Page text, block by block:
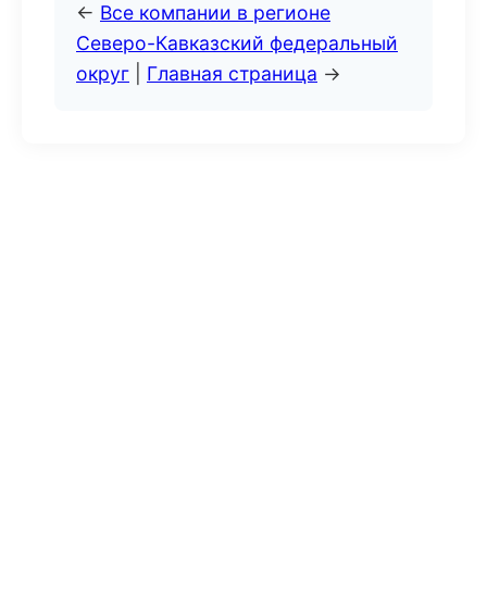
← Все компании в регионе
Северо-Кавказский федеральный
округ
Главная страница →